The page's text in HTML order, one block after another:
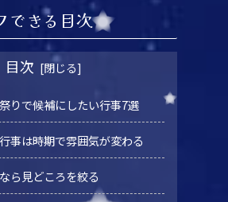
できる目次
目次
りで候補にしたい行事7選
事は時期で雰囲気が変わる
ら見どころを絞る